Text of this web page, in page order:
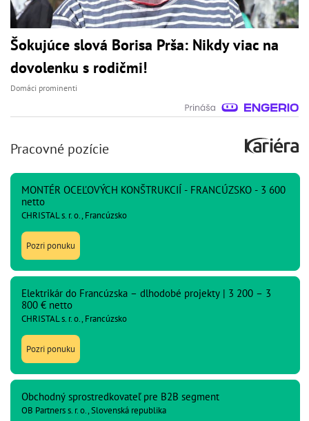
Šokujúce slová Borisa Prša: Nikdy viac na
dovolenku s rodičmi!
Domáci prominenti
Pracovné pozície
MONTÉR OCEĽOVÝCH KONŠTRUKCIÍ - FRANCÚZSKO - 3 600
netto
CHRISTAL s. r. o., Francúzsko
Pozri ponuku
Elektrikár do Francúzska – dlhodobé projekty | 3 200 – 3
800 € netto
CHRISTAL s. r. o., Francúzsko
Pozri ponuku
Obchodný sprostredkovateľ pre B2B segment
OB Partners s. r. o., Slovenská republika